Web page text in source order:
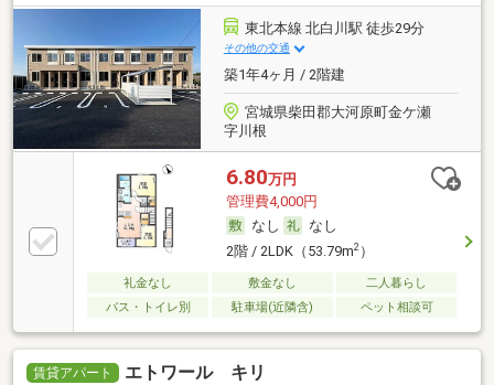
東北本線 北白川駅 徒歩29分
その他の交通
築1年4ヶ月 / 2階建
宮城県柴田郡大河原町金ケ瀬
字川根
6.80万円
管理費4,000円
なし
なし
2階 / 2LDK（53.79m2）
礼金なし 敷金なし
二人暮らし
バス・トイレ別
駐車場(近隣含) ペット相談可
賃貸アパート エトワール キリ